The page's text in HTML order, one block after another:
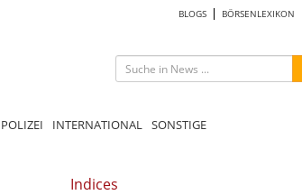
BLOGS BÖRSENLEXIKON
POLIZEI INTERNATIONAL SONSTIGE
Indices